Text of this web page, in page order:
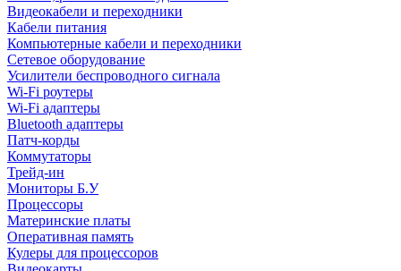
Видеокабели и переходники
Кабели питания
Компьютерные кабели и переходники
Сетевое оборудование
Усилители беспроводного сигнала
Wi-Fi роутеры
Wi-Fi адаптеры
Bluetooth адаптеры
Патч-корды
Коммутаторы
Трейд-ин
Мониторы Б.У
Процессоры
Материнские платы
Оперативная память
Кулеры для процессоров